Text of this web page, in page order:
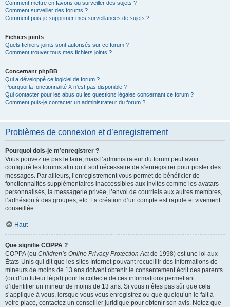
Comment mettre en favoris ou surveiller des sujets ?
Comment surveiller des forums ?
Comment puis-je supprimer mes surveillances de sujets ?
Fichiers joints
Quels fichiers joints sont autorisés sur ce forum ?
Comment trouver tous mes fichiers joints ?
Concernant phpBB
Qui a développé ce logiciel de forum ?
Pourquoi la fonctionnalité X n’est pas disponible ?
Qui contacter pour les abus ou les questions légales concernant ce forum ?
Comment puis-je contacter un administrateur du forum ?
Problèmes de connexion et d’enregistrement
Pourquoi dois-je m’enregistrer ?
Vous pouvez ne pas le faire, mais l’administrateur du forum peut avoir
configuré les forums afin qu’il soit nécessaire de s’enregistrer pour poster des
messages. Par ailleurs, l’enregistrement vous permet de bénéficier de
fonctionnalités supplémentaires inaccessibles aux invités comme les avatars
personnalisés, la messagerie privée, l’envoi de courriels aux autres membres,
l’adhésion à des groupes, etc. La création d’un compte est rapide et vivement
conseillée.
Haut
Que signifie COPPA ?
COPPA (ou Children’s Online Privacy Protection Actde 1998) est une loi aux
États-Unis qui dit que les sites Internet pouvant recueillir des informations de
mineurs de moins de 13 ans doivent obtenir le consentement écrit des parents
(ou d’un tuteur légal) pour la collecte de ces informations permettant
d’identifier un mineur de moins de 13 ans. Si vous n’êtes pas sûr que cela
s’applique à vous, lorsque vous vous enregistrez ou que quelqu’un le fait à
votre place, contactez un conseiller juridique pour obtenir son avis. Notez que